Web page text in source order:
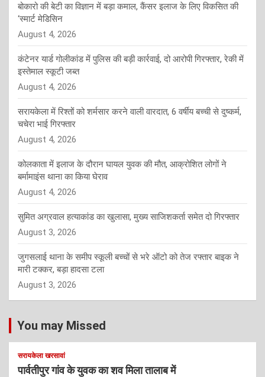
बोकारो की बेटी का विज्ञान में बड़ा कमाल, कैंसर इलाज के लिए विकसित की
‘स्मार्ट मेडिसिन
August 4, 2026
कंटेनर यार्ड गोलीकांड में पुलिस की बड़ी कार्रवाई, दो आरोपी गिरफ्तार, रेकी में
इस्तेमाल स्कूटी जब्त
August 4, 2026
सरायकेला में रिश्तों को शर्मसार करने वाली वारदात, 6 वर्षीय बच्ची से दुष्कर्म,
चचेरा भाई गिरफ्तार
August 4, 2026
कोलकाता में इलाज के दौरान घायल युवक की मौत, आक्रोशित लोगों ने
बर्मामाइंस थाना का किया घेराव
August 4, 2026
सुमित अग्रवाल हत्याकांड का खुलासा, मुख्य साजिशकर्ता समेत दो गिरफ्तार
August 3, 2026
जुगसलाई थाना के समीप स्कूली बच्चों से भरे ऑटो को तेज रफ्तार बाइक ने
मारी टक्कर, बड़ा हादसा टला
August 3, 2026
You may Missed
सरायकेला खरसावां
पार्वतीपुर गांव के युवक का शव मिला तालाब में